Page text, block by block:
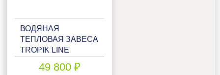
ВОДЯНАЯ
ТЕПЛОВАЯ ЗАВЕСА
TROPIK LINE
49 800 ₽